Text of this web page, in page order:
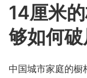
14厘米
够如何破
中国城市家庭的橱